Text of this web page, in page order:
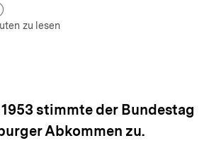
Autor)
zu lesen
1953 stimmte der Bundestag
Abkommen zu.